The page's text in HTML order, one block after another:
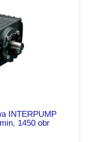
INTERPUMP
1450 obr